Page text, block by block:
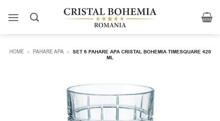
HOME » PAHARE APA » SET 6 PAHARE APA CRISTAL BOHEMIA TIMESQUARE 420
ML